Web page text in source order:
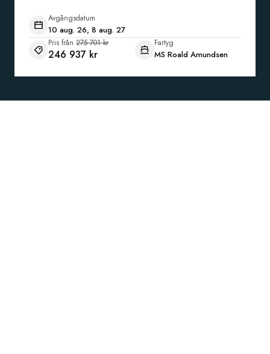
Avgångsdatum
10 aug. 26, 8 aug. 27
Pris från 275 701 kr
246 937 kr
Fartyg
MS Roald Amundsen